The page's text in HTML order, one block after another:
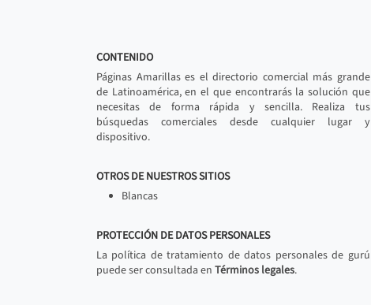
CONTENIDO
Páginas Amarillas es el directorio comercial más grande
de Latinoamérica, en el que encontrarás la solución que
necesitas de forma rápida y sencilla. Realiza tus
búsquedas comerciales desde cualquier lugar y
dispositivo.
OTROS DE NUESTROS SITIOS
Blancas
PROTECCIÓN DE DATOS PERSONALES
La política de tratamiento de datos personales de gurú
puede ser consultada en Términos legales.